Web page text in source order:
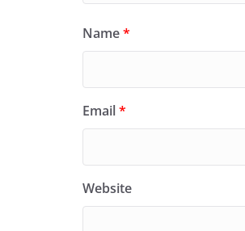
Name*
Email*
Website